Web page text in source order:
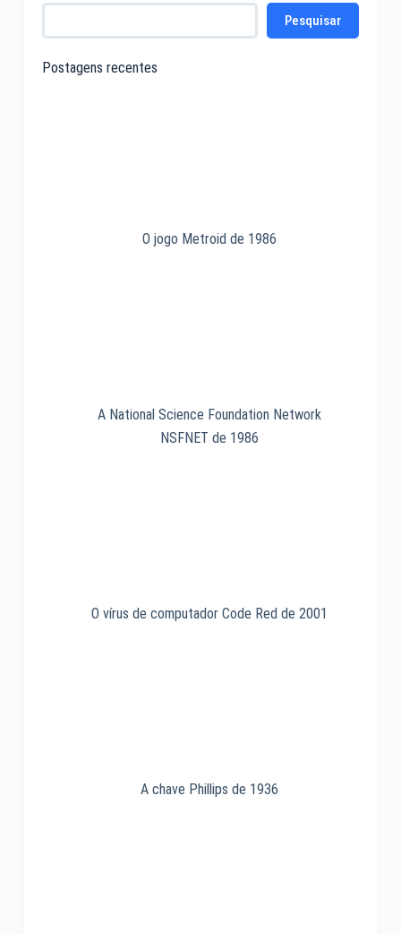
3.11
Pesquisar
Postagens recentes
O jogo Metroid de 1986
A National Science Foundation Network
NSFNET de 1986
O vírus de computador Code Red de 2001
A chave Phillips de 1936